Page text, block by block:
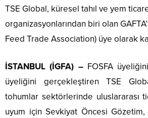
TSE Global, küresel tahıl ve yem
organizasyonlarından biri olan
Feed Trade Association) üye olarak
İSTANBUL (İGFA) – FOSFA
üyeliğini gerçekleştiren TSE
tohumlar sektörlerinde uluslararası
uyum için Sevkiyat Öncesi